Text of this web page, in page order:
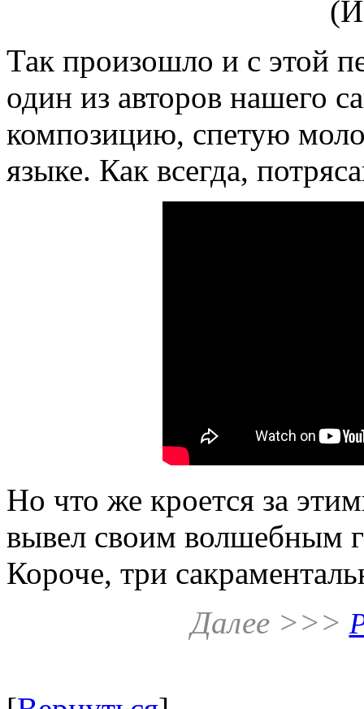
Так произошло и с этой
один из авторов нашего
композицию, спетую
языке. Как всегда,
Но что же кроется за
вывел своим волшебным
Короче, три
Далее >>>